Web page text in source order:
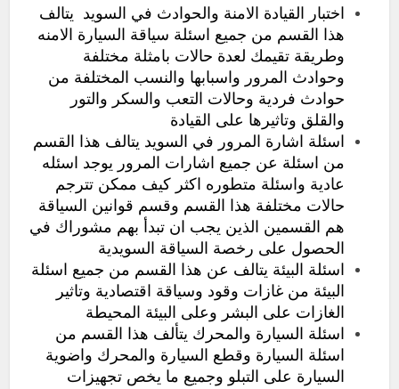
اختبار القيادة الامنة والحوادث في السويد يتالف
هذا القسم من جميع اسئلة سياقة السيارة الامنه
وطريقة تقيمك لعدة حالات بامثلة مختلفة
وحوادث المرور واسبابها والنسب المختلفة من
حوادث فردية وحالات التعب والسكر والتور
والقلق وتاثيرها على القيادة
اسئلة اشارة المرور في السويد يتالف هذا القسم
من اسئلة عن جميع اشارات المرور يوجد اسئله
عادية واسئلة متطوره اكثر كيف ممكن تترجم
حالات مختلفة هذا القسم وقسم قوانين السياقة
هم القسمين الذين يجب ان تبدأ بهم مشوراك في
الحصول على رخصة السياقة السويدية
اسئلة البيئة يتالف عن هذا القسم من جميع اسئلة
البيئة من غازات وقود وسياقة اقتصادية وتاثير
الغازات على البشر وعلى البيئة المحيطة
اسئلة السيارة والمحرك يتألف هذا القسم من
اسئلة السيارة وقطع السيارة والمحرك واضوية
السيارة على التبلو وجميع ما يخص تجهيزات